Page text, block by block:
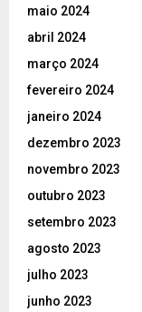
maio 2024
abril 2024
março 2024
fevereiro 2024
janeiro 2024
dezembro 2023
novembro 2023
outubro 2023
setembro 2023
agosto 2023
julho 2023
junho 2023